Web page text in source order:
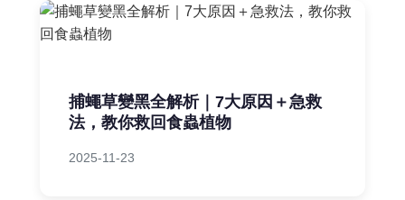
捕蠅草變黑全解析｜7大原因＋急救
法，教你救回食蟲植物
2025-11-23